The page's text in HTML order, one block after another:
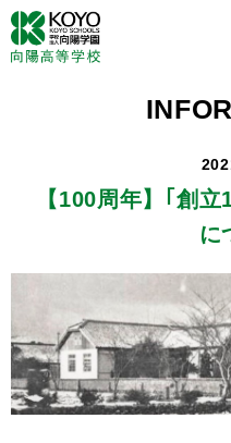
【100周年】
｢創立
に